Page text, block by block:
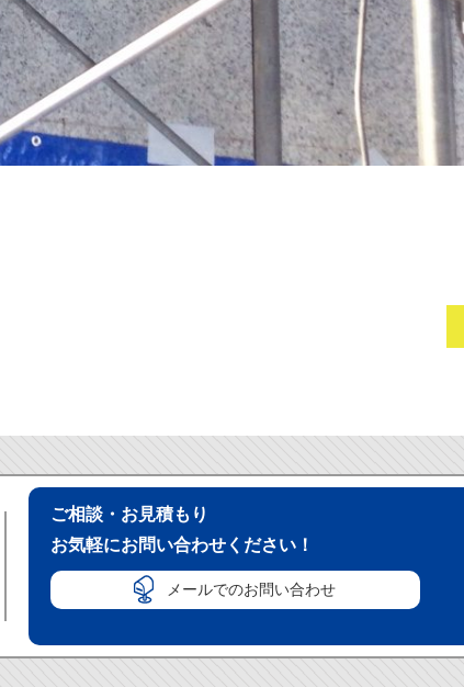
ご相談・お見積もり
お気軽にお問い合わせください！
メールでのお問い合わせ